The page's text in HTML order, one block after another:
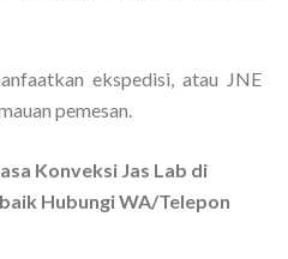
ekspedisi, atau JNE
pemesan.
Konveksi Jas Lab di
Hubungi WA/Telepon